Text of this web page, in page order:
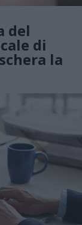
del
di
la